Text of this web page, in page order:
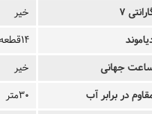
7
خیر
14قطعه
جهانی
خیر
در برابر آب
30متر